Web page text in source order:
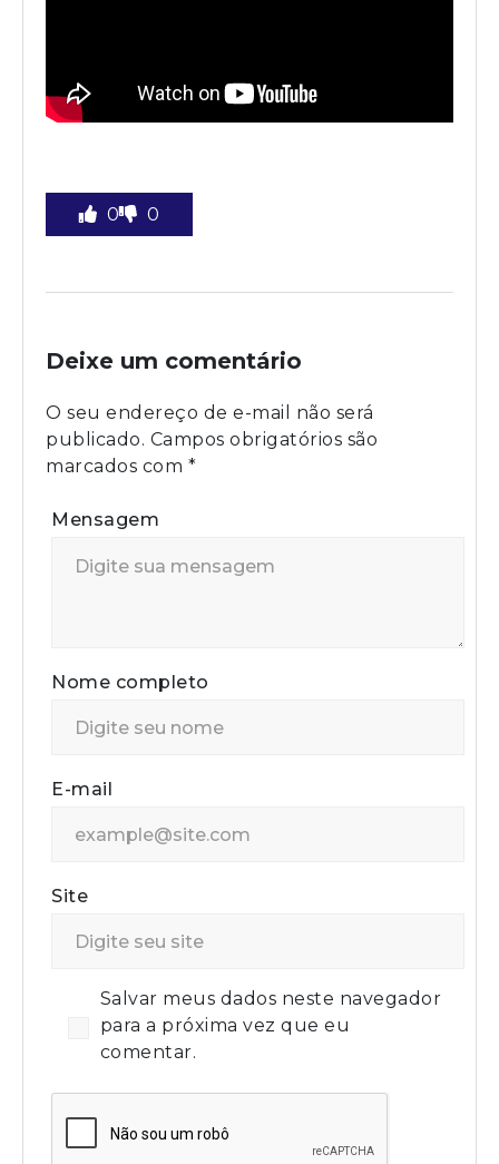
0 0
Deixe um comentário
O seu endereço de e-mail não será
publicado. Campos obrigatórios são
marcados com *
Mensagem
Nome completo
E-mail
Site
Salvar meus dados neste navegador
para a próxima vez que eu
comentar.